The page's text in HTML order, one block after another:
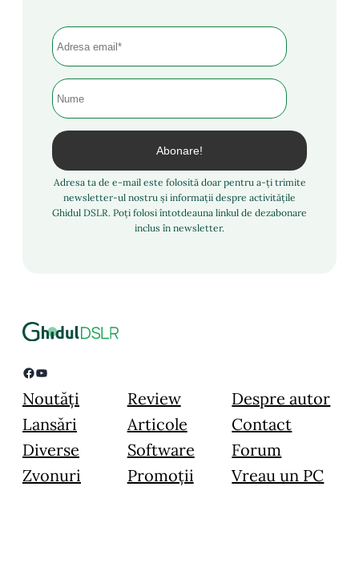
Adresa ta de e-mail este folosită doar pentru a-ți trimite
newsletter-ul nostru și informații despre activitățile
Ghidul DSLR. Poți folosi întotdeauna linkul de dezabonare
inclus în newsletter.
Facebook YouTube
Noutăți
Lansări
Diverse
Zvonuri
Review
Articole
Software
Promoții
Despre autor
Contact
Forum
Vreau un PC